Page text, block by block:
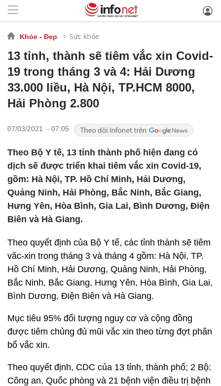
Khỏe - Đẹp Sức khỏe
13 tỉnh, thành sẽ tiêm vắc xin Covid-
19 trong tháng 3 và 4: Hải Dương
33.000 liều, Hà Nội, TP.HCM 8000,
Hải Phòng 2.800
07/03/2021 - 07:05
Theo Bộ Y tế, 13 tỉnh thành phố hiện đang có
dịch sẽ được triển khai tiêm vắc xin Covid-19,
gồm: Hà Nội, TP. Hồ Chí Minh, Hải Dương,
Quảng Ninh, Hải Phòng, Bắc Ninh, Bắc Giang,
Hưng Yên, Hòa Bình, Gia Lai, Bình Dương, Điện
Biên và Hà Giang.
Theo quyết định của Bộ Y tế, các tỉnh thành sẽ tiêm
văc-xin trong tháng 3 và tháng 4 gồm: Hà Nội, TP.
Hồ Chí Minh, Hải Dương, Quảng Ninh, Hải Phòng,
Bắc Ninh, Bắc Giang, Hưng Yên, Hòa Bình, Gia Lai,
Bình Dương, Điện Biên và Hà Giang.
Mục tiêu 95% đối tượng nguy cơ và cộng đồng
được tiêm chủng đủ mũi vắc xin theo từng đợt phân
bổ vắc xin.
Theo quyết định, CDC của 13 tỉnh, thành phố; 2 Bộ:
Công an, Quốc phòng và 21 bệnh viện điều trị bệnh